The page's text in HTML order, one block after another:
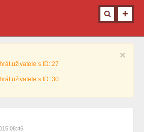
×
uživatele s ID: 27
uživatele s ID: 30
08:46